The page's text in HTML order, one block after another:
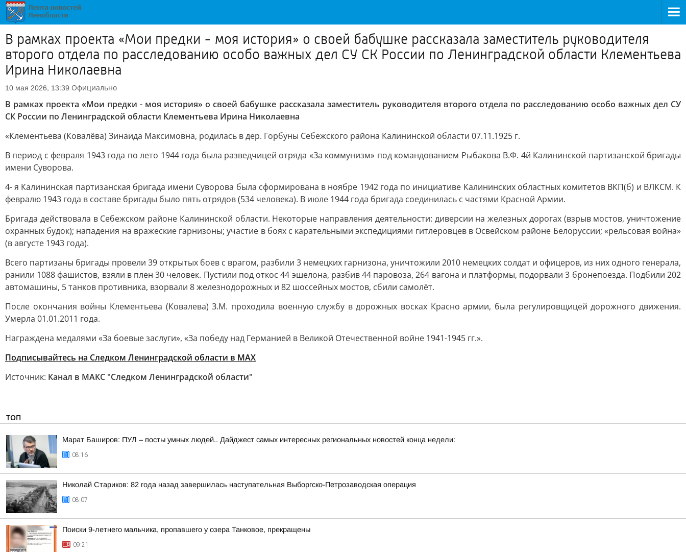
В рамках проекта «Мои предки - моя история» о своей бабушке рассказала заместитель руководителя
второго отдела по расследованию особо важных дел СУ СК России по Ленинградской области Клементьева
Ирина Николаевна
10 мая 2026, 13:39 Официально
В рамках проекта «Мои предки - моя история» о своей бабушке рассказала заместитель руководителя второго отдела по расследованию особо важных дел СУ
СК России по Ленинградской области Клементьева Ирина Николаевна
«Клементьева (Ковалёва) Зинаида Максимовна, родилась в дер. Горбуны Себежского района Калининской области 07.11.1925 г.
В период с февраля 1943 года по лето 1944 года была разведчицей отряда «За коммунизм» под командованием Рыбакова В.Ф. 4й Калининской партизанской бригады
имени Суворова.
4- я Калининская партизанская бригада имени Суворова была сформирована в ноябре 1942 года по инициативе Калининских областных комитетов ВКП(б) и ВЛКСМ. К
февралю 1943 года в составе бригады было пять отрядов (534 человека). В июле 1944 года бригада соединилась с частями Красной Армии.
Бригада действовала в Себежском районе Калининской области. Некоторые направления деятельности: диверсии на железных дорогах (взрыв мостов, уничтожение
охранных будок); нападения на вражеские гарнизоны; участие в боях с карательными экспедициями гитлеровцев в Освейском районе Белоруссии; «рельсовая война»
(в августе 1943 года).
Всего партизаны бригады провели 39 открытых боев с врагом, разбили 3 немецких гарнизона, уничтожили 2010 немецких солдат и офицеров, из них одного генерала,
ранили 1088 фашистов, взяли в плен 30 человек. Пустили под откос 44 эшелона, разбив 44 паровоза, 264 вагона и платформы, подорвали 3 бронепоезда. Подбили 202
автомашины, 5 танков противника, взорвали 8 железнодорожных и 82 шоссейных мостов, сбили самолёт.
После окончания войны Клементьева (Ковалева) З.М. проходила военную службу в дорожных восках Красно армии, была регулировщицей дорожного движения.
Умерла 01.01.2011 года.
Награждена медалями «За боевые заслуги», «За победу над Германией в Великой Отечественной войне 1941-1945 гг.».
Подписывайтесь на Следком Ленинградской области в MAX
Источник: Канал в МАКС "Следком Ленинградской области"
ТОП
Марат Баширов: ПУЛ – посты умных людей.. Дайджест самых интересных региональных новостей конца недели:
08:16
Николай Стариков: 82 года назад завершилась наступательная Выборгско-Петрозаводская операция
08:07
Поиски 9-летнего мальчика, пропавшего у озера Танковое, прекращены
09:21